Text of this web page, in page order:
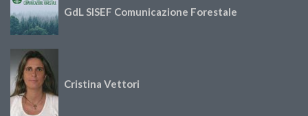
GdL SISEF Comunicazione Forestale
Cristina Vettori